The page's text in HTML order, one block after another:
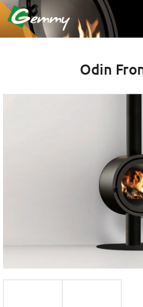
Prejsť
na
obsah
Odin